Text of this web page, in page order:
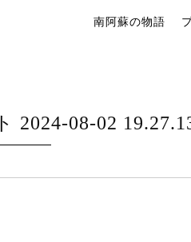
南阿蘇の物語
2024-08-02